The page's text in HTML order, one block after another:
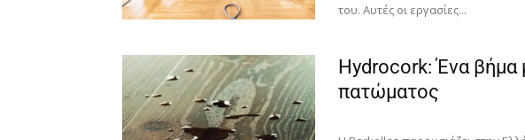
του. Αυτές οι εργασίες...
Hydrocork: Ένα βήμα
πατώματος